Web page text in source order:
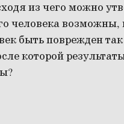
из чего можно
человека
быть поврежден
которой